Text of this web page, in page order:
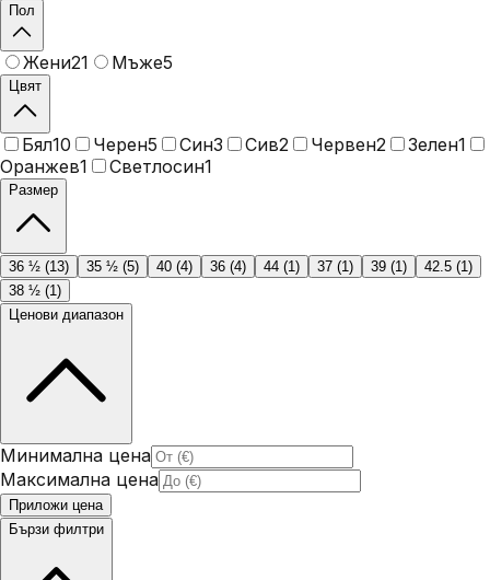
Пол
Жени21 Мъже5
Цвят
Бял10 Черен5 Син3 Сив2 Червен2 Зелен1
Оранжев1 Светлосин1
Размер
36 ½ (13) 35 ½ (5) 40 (4) 36 (4) 44 (1) 37 (1) 39 (1) 42.5 (1)
38 ½ (1)
Ценови диапазон
Минимална цена
Максимална цена
Приложи цена
Бързи филтри